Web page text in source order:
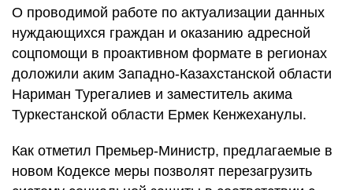
О проводимой работе по актуализации данных
нуждающихся граждан и оказанию адресной
соцпомощи в проактивном формате в регионах
доложили аким Западно-Казахстанской области
Нариман Турегалиев и заместитель акима
Туркестанской области Ермек Кенжеханулы.
Как отметил Премьер-Министр, предлагаемые в
новом Кодексе меры позволят перезагрузить